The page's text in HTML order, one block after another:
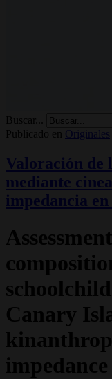
Buscar...
Publicado en
Originales
Valoración de
mediante
impedancia
Canary
impedance